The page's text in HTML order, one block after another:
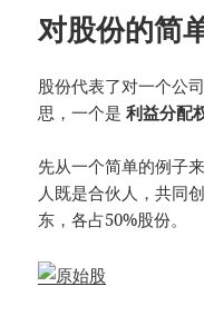
对股份的简
股份代表了对一个公
思，一个是利益分配
先从一个简单的例子
人既是合伙人，共同
东，各占50%股份。